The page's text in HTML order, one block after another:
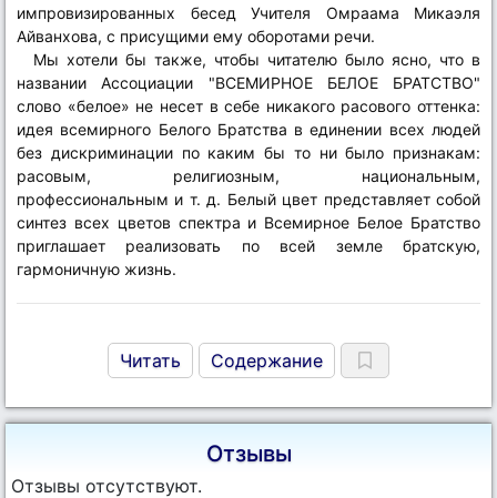
импровизированных бесед Учителя Омраама Микаэля
Айванхова, с присущими ему оборотами речи.
Мы хотели бы также, чтобы читателю было ясно, что в
названии Ассоциации "ВСЕМИРНОЕ БЕЛОЕ БРАТСТВО"
слово «белое» не несет в себе никакого расового оттенка:
идея всемирного Белого Братства в единении всех людей
без дискриминации по каким бы то ни было признакам:
расовым, религиозным, национальным,
профессиональным и т. д. Белый цвет представляет собой
синтез всех цветов спектра и Всемирное Белое Братство
приглашает реализовать по всей земле братскую,
гармоничную жизнь.
Читать Содержание
Отзывы
Отзывы отсутствуют.